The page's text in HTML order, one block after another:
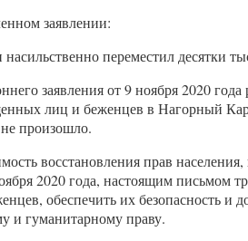
заявлении:
переместил десятки
заявления от 9 ноября 2020
лиц и беженцев в Нагорный
произошло.
восстановления прав
2020 года, настоящим
обеспечить их безопасность и
и гуманитарному праву.